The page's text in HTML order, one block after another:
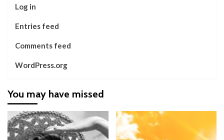
Log in
Entries feed
Comments feed
WordPress.org
You may have missed